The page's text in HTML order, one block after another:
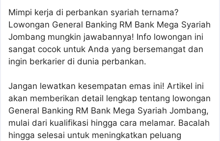
Mimpi kerja di perbankan syariah ternama?
Lowongan General Banking RM Bank Mega Syariah
Jombang mungkin jawabannya! Info lowongan ini
sangat cocok untuk Anda yang bersemangat dan
ingin berkarier di dunia perbankan.
Jangan lewatkan kesempatan emas ini! Artikel ini
akan memberikan detail lengkap tentang lowongan
General Banking RM Bank Mega Syariah Jombang,
mulai dari kualifikasi hingga cara melamar. Bacalah
hingga selesai untuk meningkatkan peluang